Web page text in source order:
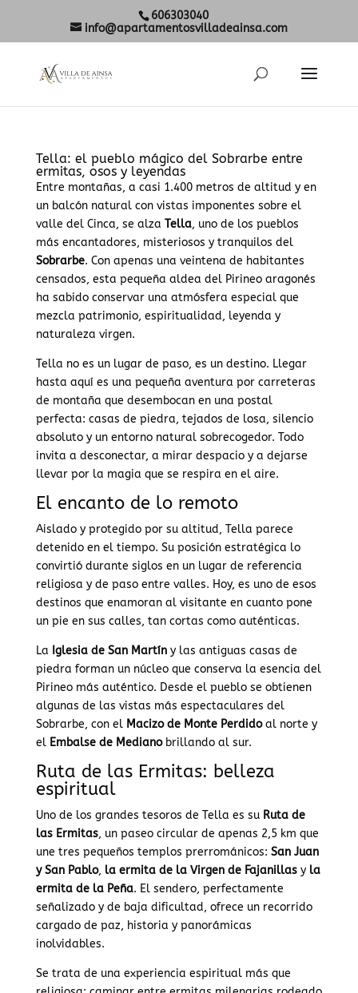
606303040
info@apartamentosvilladeainsa.com
Tella: el pueblo mágico del Sobrarbe entre
ermitas, osos y leyendas
Entre montañas, a casi 1.400 metros de altitud y en
un balcón natural con vistas imponentes sobre el
valle del Cinca, se alza Tella, uno de los pueblos
más encantadores, misteriosos y tranquilos del
Sobrarbe. Con apenas una veintena de habitantes
censados, esta pequeña aldea del Pirineo aragonés
ha sabido conservar una atmósfera especial que
mezcla patrimonio, espiritualidad, leyenda y
naturaleza virgen.
Tella no es un lugar de paso, es un destino. Llegar
hasta aquí es una pequeña aventura por carreteras
de montaña que desembocan en una postal
perfecta: casas de piedra, tejados de losa, silencio
absoluto y un entorno natural sobrecogedor. Todo
invita a desconectar, a mirar despacio y a dejarse
llevar por la magia que se respira en el aire.
El encanto de lo remoto
Aislado y protegido por su altitud, Tella parece
detenido en el tiempo. Su posición estratégica lo
convirtió durante siglos en un lugar de referencia
religiosa y de paso entre valles. Hoy, es uno de esos
destinos que enamoran al visitante en cuanto pone
un pie en sus calles, tan cortas como auténticas.
La Iglesia de San Martíny las antiguas casas de
piedra forman un núcleo que conserva la esencia del
Pirineo más auténtico. Desde el pueblo se obtienen
algunas de las vistas más espectaculares del
Sobrarbe, con el Macizo de Monte Perdidoal norte y
el Embalse de Medianobrillando al sur.
Ruta de las Ermitas: belleza
espiritual
Uno de los grandes tesoros de Tella es su Ruta de
las Ermitas, un paseo circular de apenas 2,5 km que
une tres pequeños templos prerrománicos: San Juan
y San Pablo, la ermita de la Virgen de Fajanillasy la
ermita de la Peña. El sendero, perfectamente
señalizado y de baja dificultad, ofrece un recorrido
cargado de paz, historia y panorámicas
inolvidables.
Se trata de una experiencia espiritual más que